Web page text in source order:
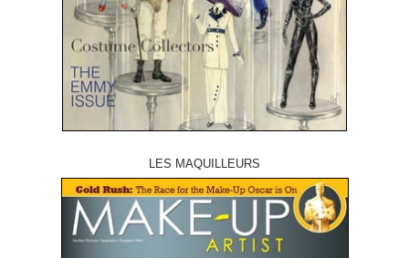
LES MAQUILLEURS